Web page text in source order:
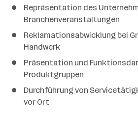
Repräsentation des
Branchenveranstaltungen
Reklamationsabwicklung bei
Handwerk
Präsentation und
Produktgruppen
Durchführung von
vor Ort